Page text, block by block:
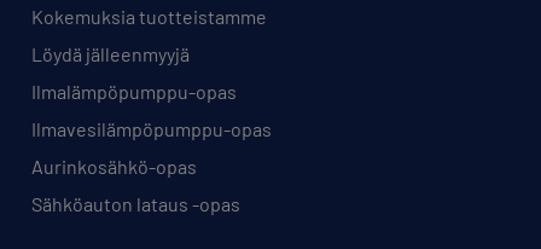
Kokemuksia tuotteistamme
Löydä jälleenmyyjä
Ilmalämpöpumppu-opas
Ilmavesilämpöpumppu-opas
Aurinkosähkö-opas
Sähköauton lataus -opas